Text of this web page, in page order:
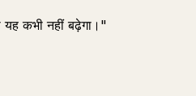
कभी नहीं बढ़ेगा।"